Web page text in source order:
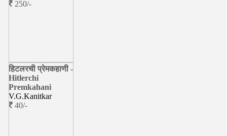
250/-
हिटलरची प्रेमकहाणी -
Hitlerchi
Premkahani
V.G.Kanitkar
40/-